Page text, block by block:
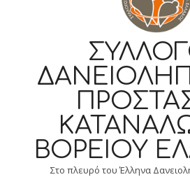
ΒΟΡΕΊΟΥ
Στο πλευρό του Έλληνα